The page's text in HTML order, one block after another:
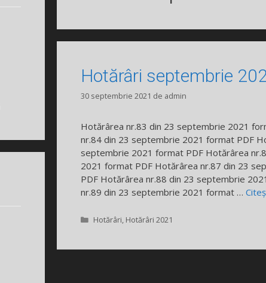
Hotărâri septembrie
30 septembrie 2021 de admin
Hotărârea nr.83 din 23 septembrie 2021
nr.84 din 23 septembrie 2021 format PDF
septembrie 2021 format PDF Hotărârea
2021 format PDF Hotărârea nr.87 din 23
PDF Hotărârea nr.88 din 23 septembrie
nr.89 din 23 septembrie 2021 format …
Categorii
Hotărâri, Hotărâri 2021